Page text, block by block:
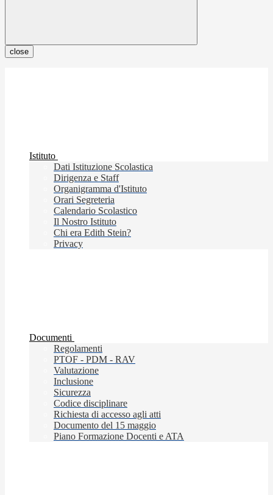
close
Istituto
Dati Istituzione Scolastica
Dirigenza e Staff
Organigramma d'Istituto
Orari Segreteria
Calendario Scolastico
Il Nostro Istituto
Chi era Edith Stein?
Privacy
Documenti
Regolamenti
PTOF - PDM - RAV
Valutazione
Inclusione
Sicurezza
Codice disciplinare
Richiesta di accesso agli atti
Documento del 15 maggio
Piano Formazione Docenti e ATA